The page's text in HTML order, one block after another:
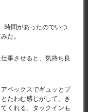
時間があったのでいつ
た。
事させると、気持ち良
ペックスでギュッとブ
たわむ感じがして、き
くれる。タックインも